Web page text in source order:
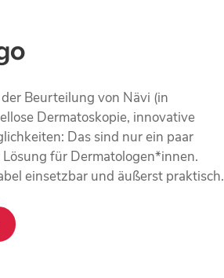
Beurteilung von Nävi (in
Dermatoskopie, innovative
Das sind nur ein paar
für Dermatologen*innen.
einsetzbar und äußerst praktisch.